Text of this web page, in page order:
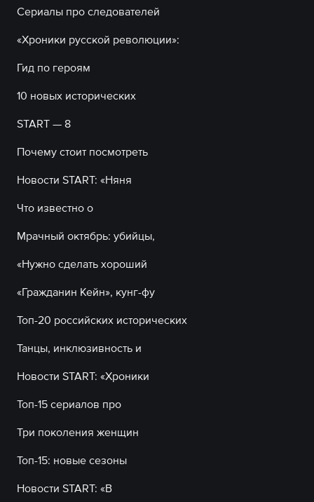
Сериалы про следователей
«Хроники русской революции»:
Гид по героям
10 новых исторических
START — 8
Почему стоит посмотреть
Новости START: «Няня
Что известно о
Мрачный октябрь: убийцы,
«Нужно сделать хороший
«Гражданин Кейн», кунг-фу
Топ-20 российских исторических
Танцы, инклюзивность и
Новости START: «Хроники
Топ-15 сериалов про
Три поколения женщин
Топ-15: новые сезоны
Новости START: «В